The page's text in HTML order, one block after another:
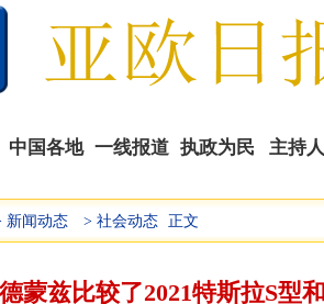
中国各地 一线报道 执政为民 主持
播
新闻动态 > 社会动态 正文
蒙兹比较了2021特斯拉S型